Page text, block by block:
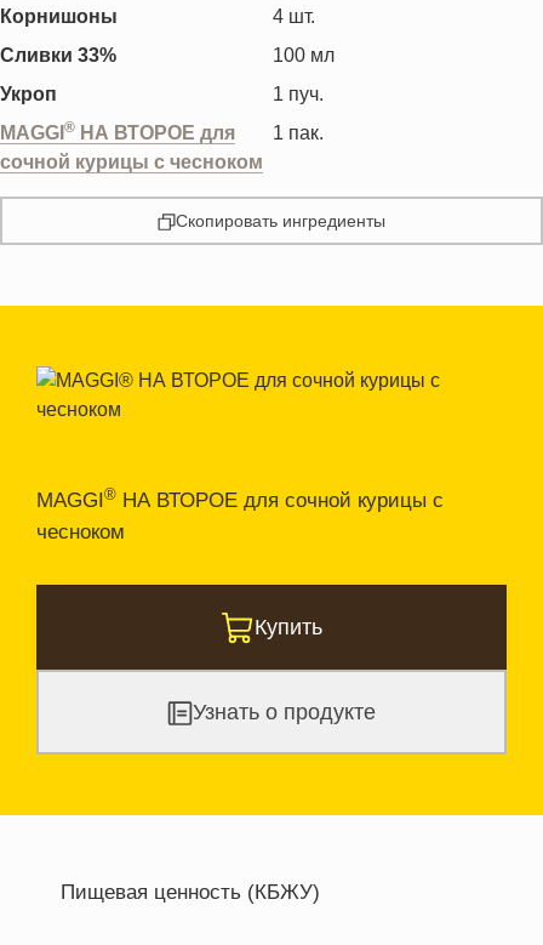
Корнишоны
4 шт.
Сливки 33%
100 мл
Укроп
1 пуч.
MAGGI ® НА ВТОРОЕ для
сочной курицы с чесноком
1 пак.
Скопировать ингредиенты
MAGGI® НА ВТОРОЕ для сочной курицы с
чесноком
Купить
Узнать о продукте
Пищевая ценность (КБЖУ)